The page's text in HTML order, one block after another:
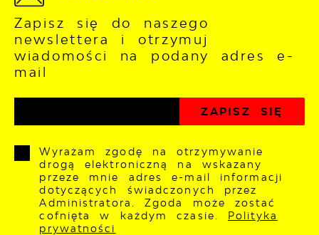
Zapisz się do naszego
newslettera i otrzymuj
wiadomości na podany adres e-
mail
Wyrażam zgodę na otrzymywanie
drogą elektroniczną na wskazany
przeze mnie adres e-mail informacji
dotyczących świadczonych przez
Administratora. Zgoda może zostać
cofnięta w każdym czasie. Polityka
prywatności